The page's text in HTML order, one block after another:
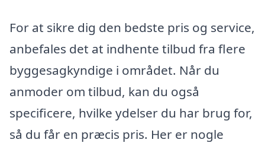
For at sikre dig den bedste pris og service,
anbefales det at indhente tilbud fra flere
byggesagkyndige i området. Når du
anmoder om tilbud, kan du også
specificere, hvilke ydelser du har brug for,
så du får en præcis pris. Her er nogle